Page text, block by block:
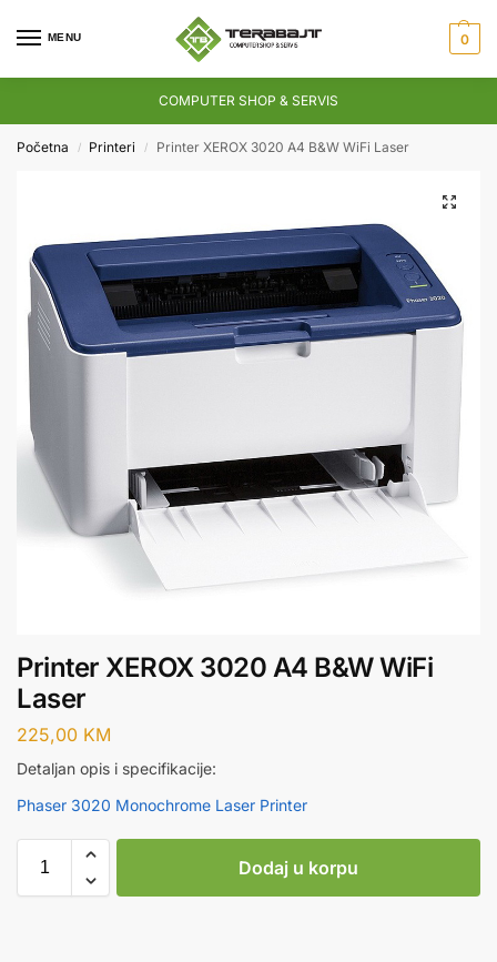
MENU 0
COMPUTER SHOP & SERVIS
Početna / Printeri / Printer XEROX 3020 A4 B&W WiFi Laser
Printer XEROX 3020 A4 B&W WiFi
Laser
225,00 KM
Detaljan opis i specifikacije:
Phaser 3020 Monochrome Laser Printer
Dodaj u korpu